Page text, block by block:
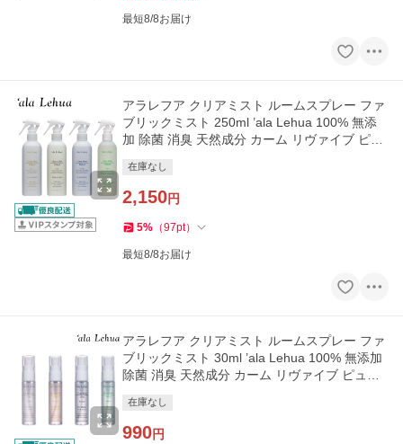
最短8/8お届け
アラレフア クリアミスト ルームスプレー ファ
ブリックミスト 250ml ’ala Lehua 100% 無添
加 除菌 消臭 天然成分 カーム リヴァイブ ピュ
在庫なし
2,150円
5% （97pt）
最短8/8お届け
アラレフア クリアミスト ルームスプレー ファ
ブリックミスト 30ml ’ala Lehua 100% 無添加
除菌 消臭 天然成分 カーム リヴァイブ ピュリ
在庫なし
990円